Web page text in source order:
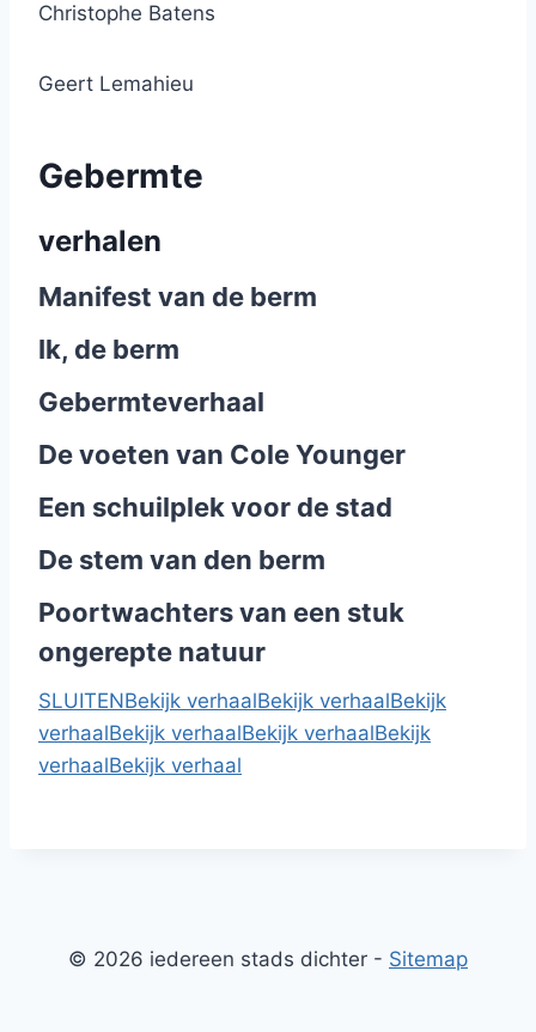
Christophe Batens
Geert Lemahieu
Gebermte
verhalen
Manifest van de berm
Ik, de berm
Gebermteverhaal
De voeten van Cole Younger
Een schuilplek voor de stad
De stem van den berm
Poortwachters van een stuk
ongerepte natuur
SLUITENBekijk verhaalBekijk verhaalBekijk
verhaalBekijk verhaalBekijk verhaalBekijk
verhaalBekijk verhaal
© 2026 iedereen stads dichter - Sitemap